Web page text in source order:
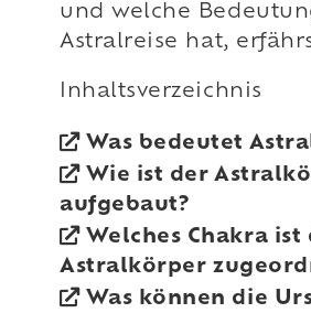
und welche
Astralreise hat,
Inhaltsverzeichnis
Was bedeutet
Wie ist der
aufgebaut?
Welches Chakra ist
Astralkörper
Was können die